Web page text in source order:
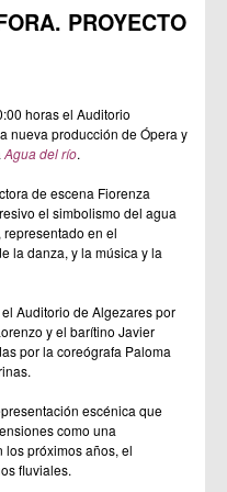
PROYECTO
horas el Auditorio
nueva producción de Ópera y
Agua del río.
de escena Fiorenza
el simbolismo del agua
en el
la danza, y la música y la
Auditorio de Algezares por
y el barítino Javier
por la coreógrafa Paloma
escénica que
como una
los próximos años, el
fluviales.